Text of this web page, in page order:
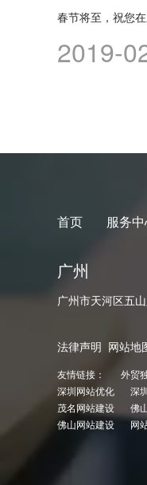
春节将至，祝您
2019-
首页 服务
广州
广州市天河区五
法律声明 网站地
友情链接： 外贸
深圳网站优化
深
茂名网站建设
佛
佛山网站建设
网